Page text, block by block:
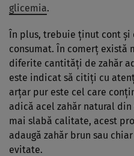
glicemia.
În plus, trebuie ţinut cont
consumat. În comerţ există
diferite cantităţi de zahăr
este indicat să citiţi cu
arţar pur este cel care
adică acel zahăr natural
mai slabă calitate, acest
adaugă zahăr brun sau
evitate.